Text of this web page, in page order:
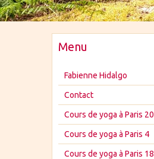
Menu
Fabienne Hidalgo
Contact
Cours de yoga à Paris 20
Cours de yoga à Paris 4
Cours de yoga à Paris 18